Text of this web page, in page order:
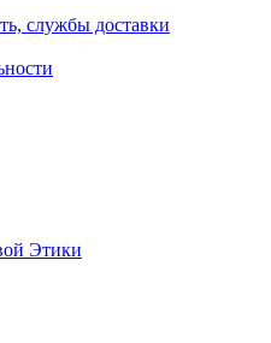
службы доставки
Этики